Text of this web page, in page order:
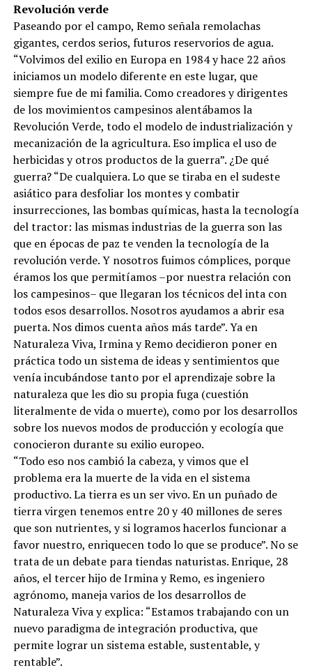
Revolución verde
Paseando por el campo, Remo señala remolachas
gigantes, cerdos serios, futuros reservorios de agua.
“Volvimos del exilio en Europa en 1984 y hace 22 años
iniciamos un modelo diferente en este lugar, que
siempre fue de mi familia. Como creadores y dirigentes
de los movimientos campesinos alentábamos la
Revolución Verde, todo el modelo de industrialización y
mecanización de la agricultura. Eso implica el uso de
herbicidas y otros productos de la guerra”. ¿De qué
guerra? “De cualquiera. Lo que se tiraba en el sudeste
asiático para desfoliar los montes y combatir
insurrecciones, las bombas químicas, hasta la tecnología
del tractor: las mismas industrias de la guerra son las
que en épocas de paz te venden la tecnología de la
revolución verde. Y nosotros fuimos cómplices, porque
éramos los que permitíamos –por nuestra relación con
los campesinos– que llegaran los técnicos del inta con
todos esos desarrollos. Nosotros ayudamos a abrir esa
puerta. Nos dimos cuenta años más tarde”. Ya en
Naturaleza Viva, Irmina y Remo decidieron poner en
práctica todo un sistema de ideas y sentimientos que
venía incubándose tanto por el aprendizaje sobre la
naturaleza que les dio su propia fuga (cuestión
literalmente de vida o muerte), como por los desarrollos
sobre los nuevos modos de producción y ecología que
conocieron durante su exilio europeo.
“Todo eso nos cambió la cabeza, y vimos que el
problema era la muerte de la vida en el sistema
productivo. La tierra es un ser vivo. En un puñado de
tierra virgen tenemos entre 20 y 40 millones de seres
que son nutrientes, y si logramos hacerlos funcionar a
favor nuestro, enriquecen todo lo que se produce”. No se
trata de un debate para tiendas naturistas. Enrique, 28
años, el tercer hijo de Irmina y Remo, es ingeniero
agrónomo, maneja varios de los desarrollos de
Naturaleza Viva y explica: “Estamos trabajando con un
nuevo paradigma de integración productiva, que
permite lograr un sistema estable, sustentable, y
rentable”.